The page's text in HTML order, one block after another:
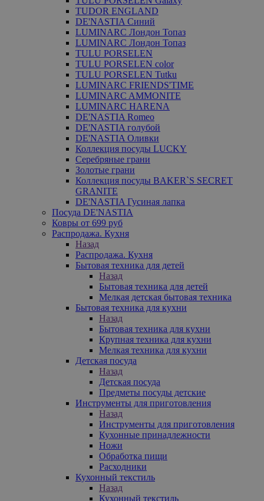
TUDOR ENGLAND
DE'NASTIA Синий
LUMINARC Лондон Топаз
LUMINARC Лондон Топаз
TULU PORSELEN
TULU PORSELEN color
TULU PORSELEN Tutku
LUMINARC FRIENDS'TIME
LUMINARC AMMONITE
LUMINARC HARENA
DE'NASTIA Romeo
DE'NASTIA голубой
DE'NASTIA Оливки
Коллекция посуды LUCKY
Серебряные грани
Золотые грани
Коллекция посуды BAKER`S SECRET
GRANITE
DE'NASTIA Гусиная лапка
Посуда DE'NASTIA
Ковры от 699 руб
Распродажа. Кухня
Назад
Распродажа. Кухня
Бытовая техника для детей
Назад
Бытовая техника для детей
Мелкая детская бытовая техника
Бытовая техника для кухни
Назад
Бытовая техника для кухни
Крупная техника для кухни
Мелкая техника для кухни
Детская посуда
Назад
Детская посуда
Предметы посуды детские
Инструменты для приготовления
Назад
Инструменты для приготовления
Кухонные принадлежности
Ножи
Обработка пищи
Расходники
Кухонный текстиль
Назад
Кухонный текстиль